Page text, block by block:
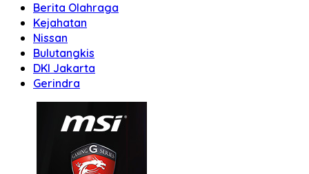
Berita Olahraga
Kejahatan
Nissan
Bulutangkis
DKI Jakarta
Gerindra